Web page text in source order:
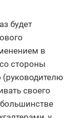
будет
в
стороны
(руководителю
своего